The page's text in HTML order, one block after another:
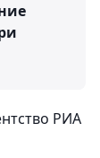
РИА